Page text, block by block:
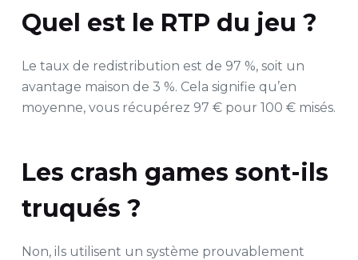
Quel est le RTP du jeu ?
Le taux de redistribution est de 97 %, soit un
avantage maison de 3 %. Cela signifie qu’en
moyenne, vous récupérez 97 € pour 100 € misés.
Les crash games sont-ils
truqués ?
Non, ils utilisent un système prouvablement